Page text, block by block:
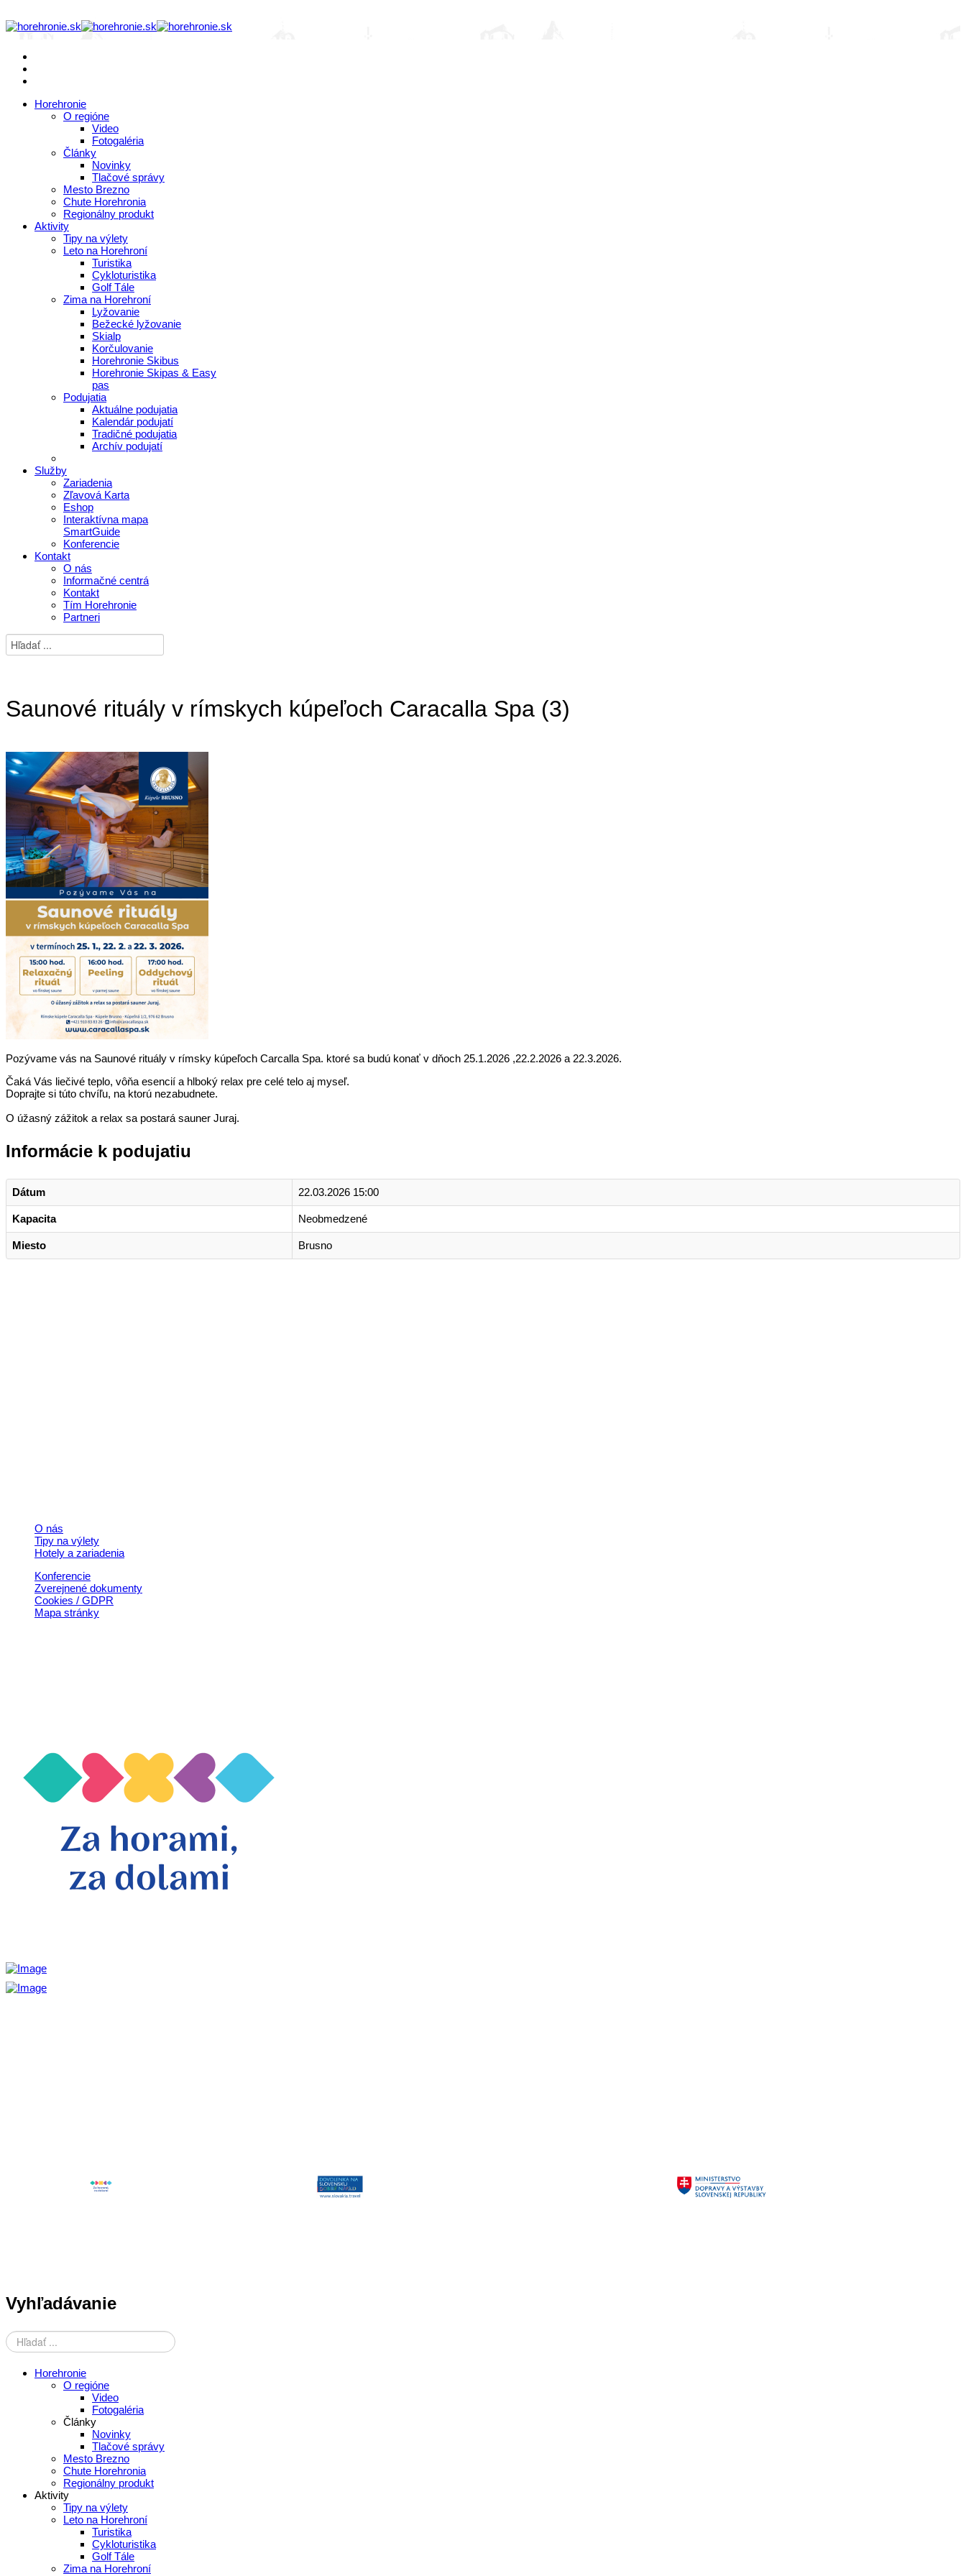
Horehronie
O regióne
Video
Fotogaléria
Články
Novinky
Tlačové správy
Mesto Brezno
Chute Horehronia
Regionálny produkt
Aktivity
Tipy na výlety
Leto na Horehroní
Turistika
Cykloturistika
Golf Tále
Zima na Horehroní
Lyžovanie
Bežecké lyžovanie
Skialp
Korčulovanie
Horehronie Skibus
Horehronie Skipas & Easy
pas
Podujatia
Aktuálne podujatia
Kalendár podujatí
Tradičné podujatia
Archív podujatí
Služby
Zariadenia
Zľavová Karta
Eshop
Interaktívna mapa
SmartGuide
Konferencie
Kontakt
O nás
Informačné centrá
Kontakt
Tím Horehronie
Partneri
Saunové rituály v rímskych kúpeľoch Caracalla Spa (3)
Pozývame vás na Saunové rituály v rímsky kúpeľoch Carcalla Spa. ktoré sa budú konať v dňoch 25.1.2026 ,22.2.2026 a 22.3.2026.
Čaká Vás liečivé teplo, vôňa esencií a hlboký relax pre celé telo aj myseľ.
Doprajte si túto chvíľu, na ktorú nezabudnete.
O úžasný zážitok a relax sa postará sauner Juraj.
Informácie k podujatiu
Dátum 22.03.2026 15:00
Kapacita Neobmedzené
Miesto Brusno
O nás
Tipy na výlety
Hotely a zariadenia
Konferencie
Zverejnené dokumenty
Cookies / GDPR
Mapa stránky
Vyhľadávanie
Horehronie
O regióne
Video
Fotogaléria
Články
Novinky
Tlačové správy
Mesto Brezno
Chute Horehronia
Regionálny produkt
Aktivity
Tipy na výlety
Leto na Horehroní
Turistika
Cykloturistika
Golf Tále
Zima na Horehroní